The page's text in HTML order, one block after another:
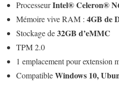
ProcesseurIntel® Celeron®
Mémoire vive RAM : 4GB de
Stockage de32GB d’eMMC
TPM 2.0
1 emplacement pour extension
CompatibleWindows 10,